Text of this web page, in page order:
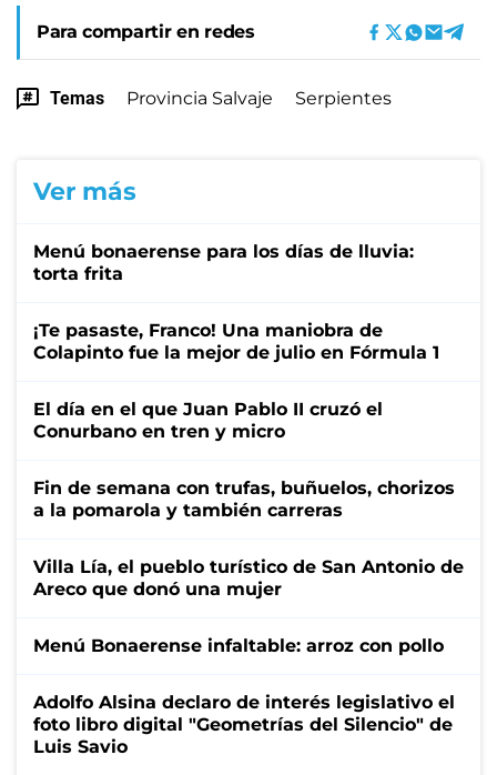
Para compartir en redes
Temas Provincia Salvaje Serpientes
Ver más
Menú bonaerense para los días de lluvia:
torta frita
¡Te pasaste, Franco! Una maniobra de
Colapinto fue la mejor de julio en Fórmula 1
El día en el que Juan Pablo II cruzó el
Conurbano en tren y micro
Fin de semana con trufas, buñuelos, chorizos
a la pomarola y también carreras
Villa Lía, el pueblo turístico de San Antonio de
Areco que donó una mujer
Menú Bonaerense infaltable: arroz con pollo
Adolfo Alsina declaro de interés legislativo el
foto libro digital "Geometrías del Silencio" de
Luis Savio